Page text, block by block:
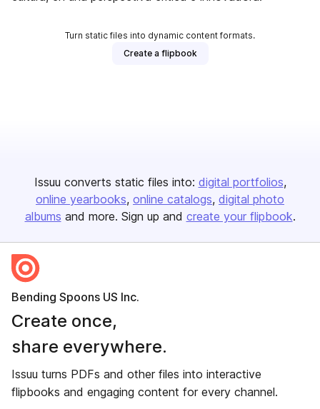
Turn static files into dynamic content formats.
Create a flipbook
Issuu converts static files into: digital portfolios
online yearbooks online catalogs digital photo
albums and more. Sign up and create your flipbook.
Bending Spoons US Inc.
Create once,
share everywhere.
Issuu turns PDFs and other files into interactive
flipbooks and engaging content for every channel.